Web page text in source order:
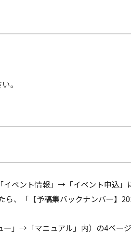
。
ベント情報」→「イベント申込」
ら、「【予稿集バックナンバー】
」→「マニュアル」内）の4ペー